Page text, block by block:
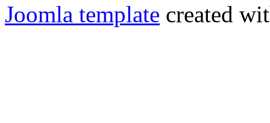
Joomla template created